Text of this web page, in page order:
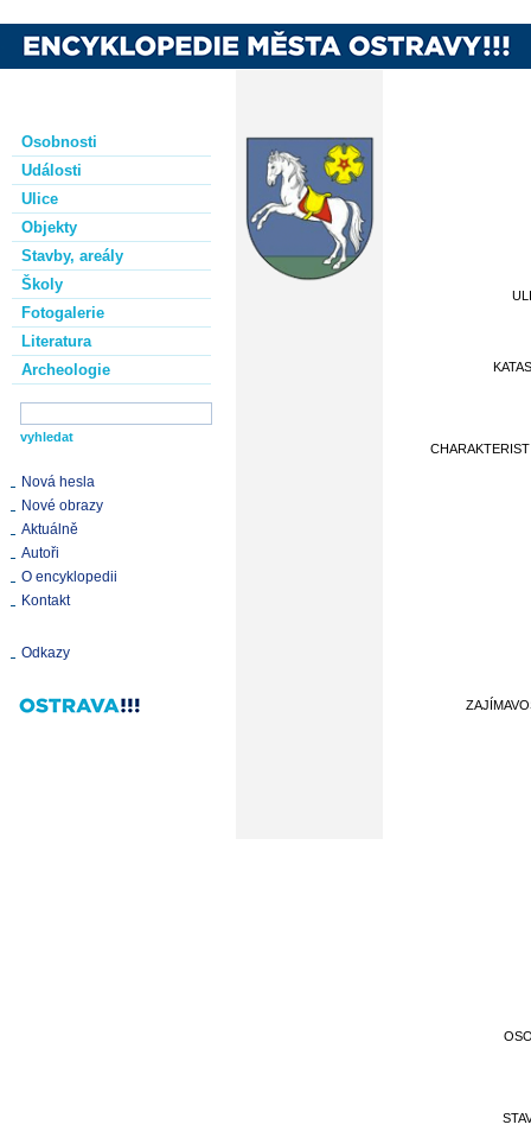
Osobnosti
Události
Ulice
Objekty
Stavby, areály
Školy
Fotogalerie
Literatura
Archeologie
Nová hesla
Nové obrazy
Aktuálně
Autoři
O encyklopedii
Kontakt
Odkazy